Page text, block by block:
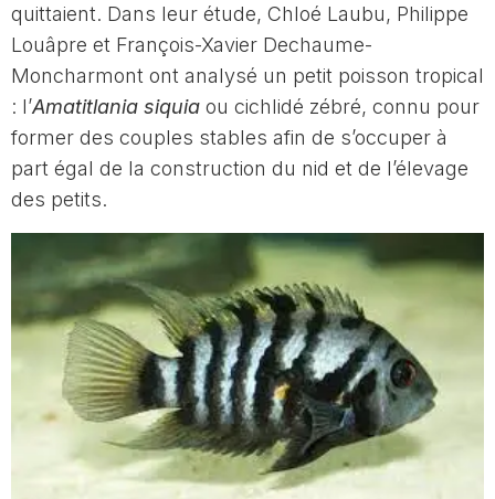
quittaient. Dans leur étude, Chloé Laubu, Philippe
Louâpre et François-Xavier Dechaume-
Moncharmont ont analysé un petit poisson tropical
: l’Amatitlania siquia ou cichlidé zébré, connu pour
former des couples stables afin de s’occuper à
part égal de la construction du nid et de l’élevage
des petits.